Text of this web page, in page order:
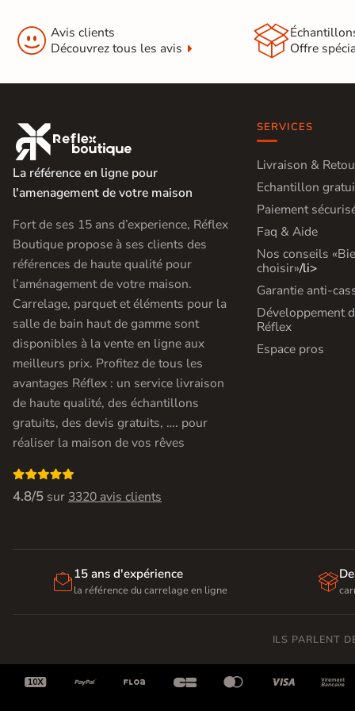
Utilisez notre simulateur
de carrelage en 3D pour
Rendu
réaliste
en
temps
réel
Testez
plusieurs
références
Simple,
rapide
et gratuit
Tester le
simulateur 3D
Aucune inscription requise
 Avis clients
Découvrez tous les avis
Offre

La référence en ligne pour
l'amenagement de votre maison
Fort de ses 15 ans d’experience, Réflex
Boutique propose à ses clients des
références de haute qualité pour
l’aménagement de votre maison.
Carrelage, parquet et éléments pour la
salle de bain haut de gamme sont
disponibles à la vente en ligne aux
meilleurs prix. Profitez de tous les
avantages Réflex : un service livraison
de haute qualité, des échantillons
gratuits, des devis gratuits, …. pour
réaliser la maison de vos rêves

4.8/5 sur 3320 avis clients
SERVICES
Livraison &
Echantillon
Paiement
Faq & Aide
Nos conseils
choisir»/li>
Garantie anti-
Développement
Réflex
Espace pros
15 ans d'expérience
la référence du carrelage en ligne 
ILS PARLENT
      